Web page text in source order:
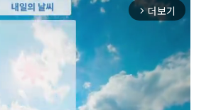
arrow_forward_ios 더보기